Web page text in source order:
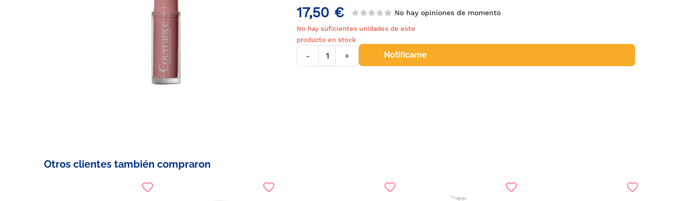
17,50 € No hay opiniones de momento
No hay suficientes unidades de este
producto en stock
- + Notifícame
Otros clientes también compraron